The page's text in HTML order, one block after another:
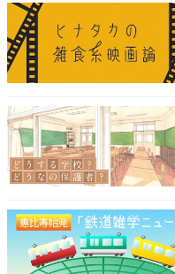
この記事の筆者：小林
スポーツ新聞→編集プ
次ページ
10
る